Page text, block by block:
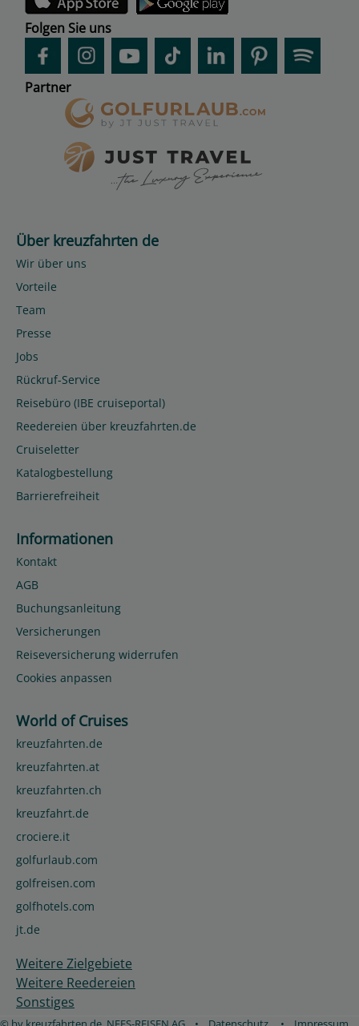
Folgen Sie uns
Partner
Über kreuzfahrten de
Wir über uns
Vorteile
Team
Presse
Jobs
Rückruf-Service
Reisebüro (IBE cruiseportal)
Reedereien über kreuzfahrten.de
Cruiseletter
Katalogbestellung
Barrierefreiheit
Informationen
Kontakt
AGB
Buchungsanleitung
Versicherungen
Reiseversicherung widerrufen
Cookies anpassen
World of Cruises
kreuzfahrten.de
kreuzfahrten.at
kreuzfahrten.ch
kreuzfahrt.de
crociere.it
golfurlaub.com
golfreisen.com
golfhotels.com
jt.de
Weitere Zielgebiete
Weitere Reedereien
Sonstiges